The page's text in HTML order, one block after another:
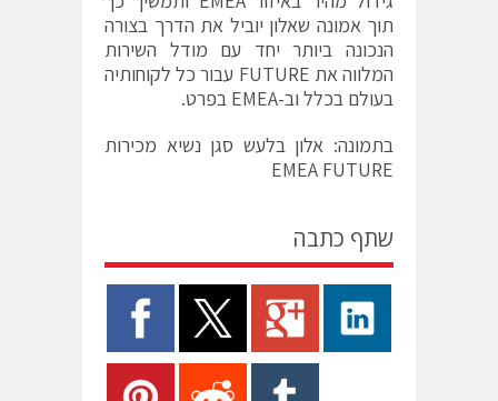
תוך אמונה שאלון יוביל את הדרך בצורה
הנכונה ביותר יחד עם מודל השירות
המלווה את FUTURE עבור כל לקוחותיה
בעולם בכלל וב-EMEA בפרט.
בתמונה: אלון בלעש סגן נשיא מכירות
EMEA FUTURE
שתף כתבה